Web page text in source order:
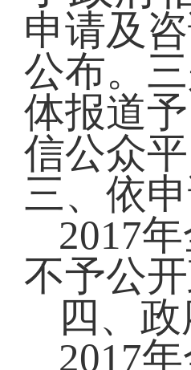
申请及
公布。
体报道
信公众
三、依
2017
不予公
四、
2017